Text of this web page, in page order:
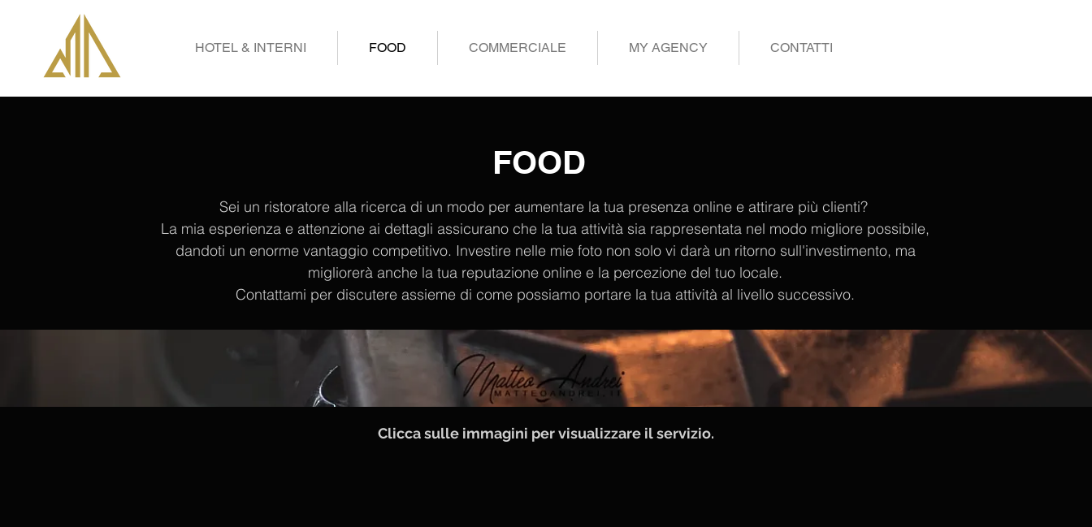
HOTEL & INTERNI FOOD COMMERCIALE MY AGENCY CONTATTI
FOOD
Sei un ristoratore alla ricerca di un modo per aumentare la tua presenza online e attirare più clienti?
La mia esperienza e attenzione ai dettagli assicurano che la tua attività sia rappresentata nel modo migliore possibile,
dandoti un enorme vantaggio competitivo. Investire nelle mie foto non solo vi darà un ritorno sull'investimento, ma
migliorerà anche la tua reputazione online e la percezione del tuo locale.
Contattami per discutere assieme di come possiamo portare la tua attività al livello successivo.
Clicca sulle immagini per visualizzare il servizio.